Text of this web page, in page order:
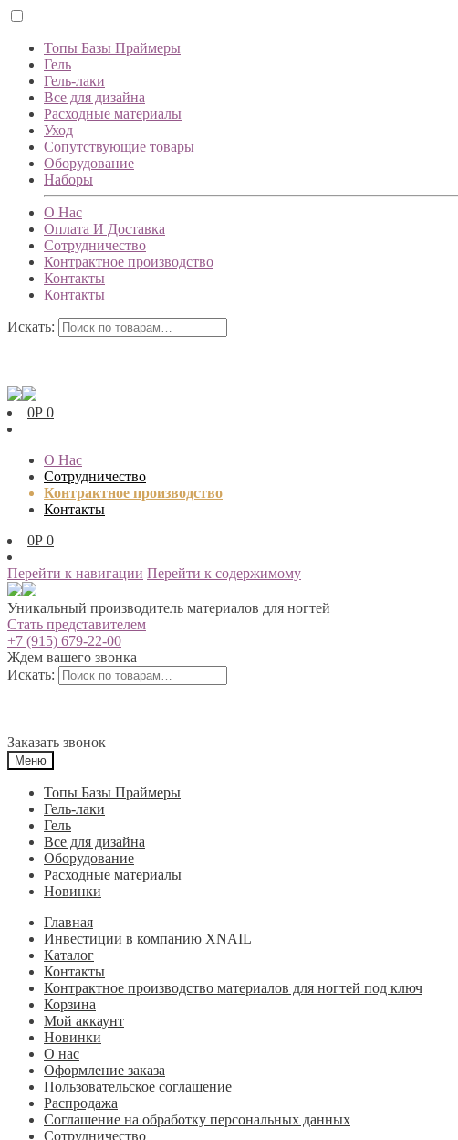
Топы Базы Праймеры
Гель
Гель-лаки
Все для дизайна
Расходные материалы
Уход
Сопутствующие товары
Оборудование
Наборы
О Нас
Оплата И Доставка
Сотрудничество
Контрактное производство
Контакты
Контакты
Искать:
0Р 0
О Нас
Сотрудничество
Контрактное производство
Контакты
0Р 0
Перейти к навигации Перейти к содержимому
Уникальный производитель материалов для ногтей
Стать представителем
+7 (915) 679-22-00
Ждем вашего звонка
Искать:
Заказать звонок
Меню
Топы Базы Праймеры
Гель-лаки
Гель
Все для дизайна
Оборудование
Расходные материалы
Новинки
Главная
Инвестиции в компанию XNAIL
Каталог
Контакты
Контрактное производство материалов для ногтей под ключ
Корзина
Мой аккаунт
Новинки
О нас
Оформление заказа
Пользовательское соглашение
Распродажа
Соглашение на обработку персональных данных
Сотрудничество